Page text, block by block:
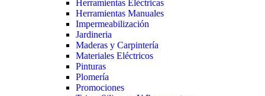
Herramientas Eléctricas
Herramientas Manuales
Impermeabilización
Jardineria
Maderas y Carpintería
Materiales Eléctricos
Pinturas
Plomería
Promociones